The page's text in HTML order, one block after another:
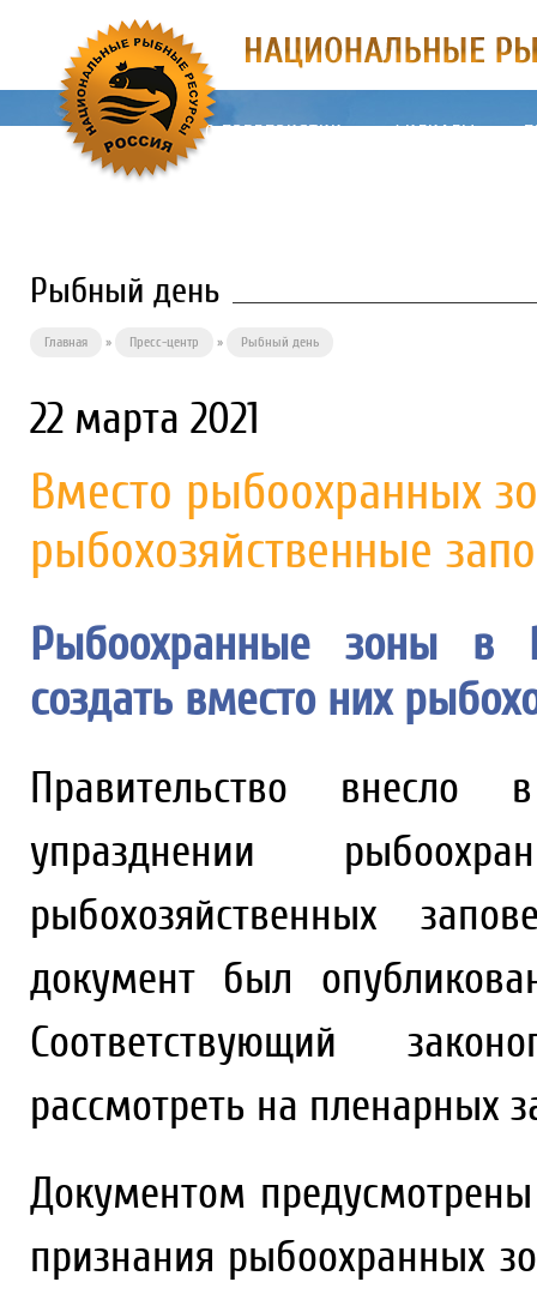
О ПРЕДПРИЯТИИ ФИЛИАЛЫ
Рыбный день
Главная » Пресс-центр » Рыбный день
22 марта 2021
Вместо рыбоохранных
рыбохозяйственные
Рыбоохранные зоны в
создать вместо них
Правительство внесло
упразднении
рыбохозяйственных
документ был
Соответствующий
рассмотреть на пленарных
Документом
признания рыбоохранных